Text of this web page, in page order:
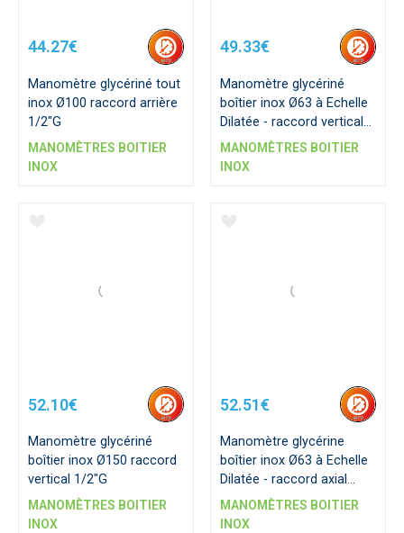
44.27€
Manomètre glycériné tout
inox Ø100 raccord arrière
1/2"G
MANOMÈTRES BOITIER
INOX
49.33€
Manomètre glycériné
boîtier inox Ø63 à Echelle
Dilatée - raccord vertical
1/4"G
MANOMÈTRES BOITIER
INOX
52.10€
Manomètre glycériné
boîtier inox Ø150 raccord
vertical 1/2"G
MANOMÈTRES BOITIER
INOX
52.51€
Manomètre glycérine
boîtier inox Ø63 à Echelle
Dilatée - raccord axial
1/4"G
MANOMÈTRES BOITIER
INOX